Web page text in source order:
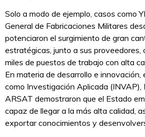
Solo a modo de ejemplo, casos como
General de Fabricaciones Militares
potenciaron el surgimiento de gran
estratégicas, junto a sus proveedores,
miles de puestos de trabajo con alta
En materia de desarrollo e innovación,
como Investigación Aplicada
ARSAT demostraron que el Estado
capaz de llegar a la más alta calidad,
exportar conocimientos y